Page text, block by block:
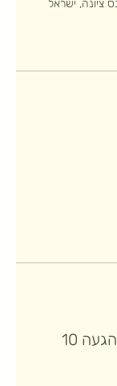
מלווה - תשלום בהגעה 10